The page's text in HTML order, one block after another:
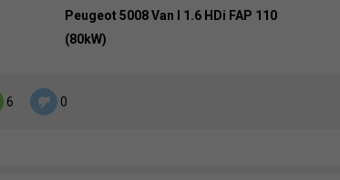
Peugeot 5008 Van I 1.6 HDi FAP 110
(80kW)
6 0